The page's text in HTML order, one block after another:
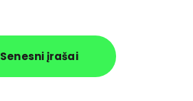
Senesni įrašai